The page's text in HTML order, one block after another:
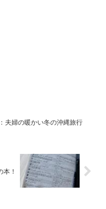
夫婦の暖かい冬の沖縄旅行
本！